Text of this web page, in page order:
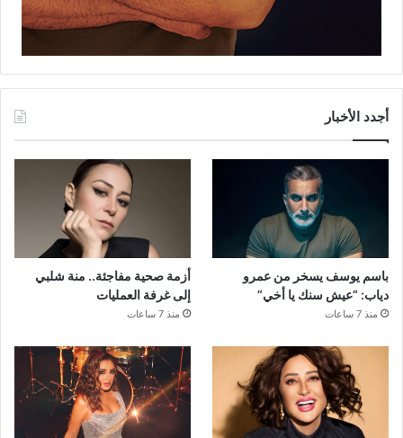
أجدد الأخبار
باسم يوسف يسخر من عمرو
دياب: “عيش سنك يا أخي”
منذ 7 ساعات
أزمة صحية مفاجئة.. منة شلبي
إلى غرفة العمليات
منذ 7 ساعات